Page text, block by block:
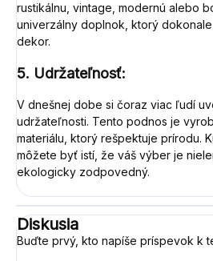
rustikálnu, vintage, modernú alebo
univerzálny doplnok, ktorý
dekor.
5. Udržateľnosť:
V dnešnej dobe si čoraz viac ľudí
udržateľnosti. Tento podnos je
materiálu, ktorý rešpektuje prírodu.
môžete byť istí, že váš výber je
ekologicky zodpovedný.
Diskusia
Buďte prvý, kto napíše príspevok k